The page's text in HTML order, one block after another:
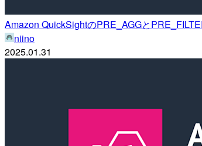
Amazon QuickSightのPRE_AGGと
niino
2025.01.31